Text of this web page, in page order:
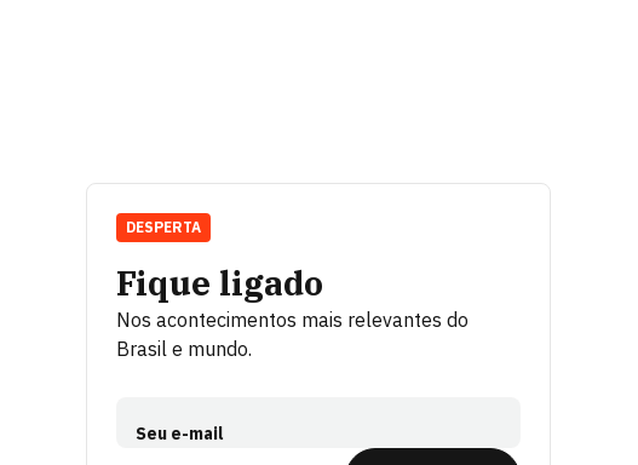
Fique ligado
Nos acontecimentos mais relevantes do
Brasil e mundo.
Seu e-mail
DESPERTA